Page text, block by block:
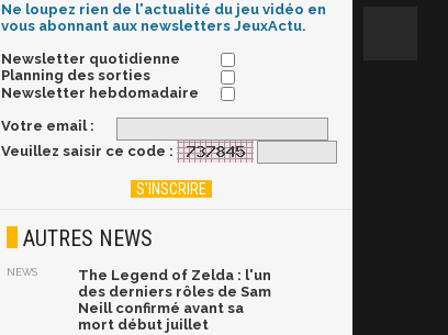
Ne loupez rien de l'actualité du jeu vidéo en
vous abonnant aux newsletters JeuxActu.
Newsletter quotidienne
Planning des sorties
Newsletter hebdomadaire
Votre email :
Veuillez saisir ce code :
AUTRES NEWS
NEWS
The Legend of Zelda : l'un
des derniers rôles de Sam
Neill confirmé avant sa
mort début juillet